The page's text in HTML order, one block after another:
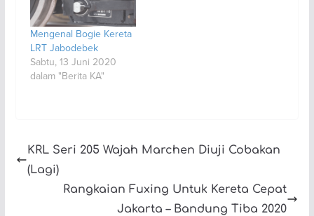
Mengenal Bogie Kereta
LRT Jabodebek
Sabtu, 13 Juni 2020
dalam "Berita KA"
KRL Seri 205 Wajah Marchen Diuji Cobakan
(Lagi)
Rangkaian Fuxing Untuk Kereta Cepat
Jakarta – Bandung Tiba 2020